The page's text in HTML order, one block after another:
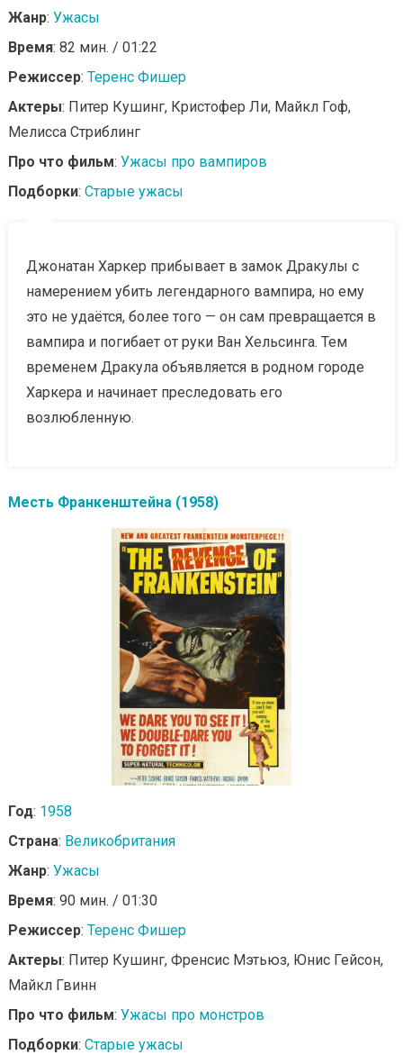
Жанр: Ужасы
Время: 82 мин. / 01:22
Режиссер: Теренс Фишер
Актеры: Питер Кушинг, Кристофер Ли, Майкл Гоф,
Мелисса Стриблинг
Про что фильм: Ужасы про вампиров
Подборки: Старые ужасы
Джонатан Харкер прибывает в замок Дракулы с
намерением убить легендарного вампира, но ему
это не удаётся, более того — он сам превращается в
вампира и погибает от руки Ван Хельсинга. Тем
временем Дракула объявляется в родном городе
Харкера и начинает преследовать его
возлюбленную.
Месть Франкенштейна (1958)
Год: 1958
Страна: Великобритания
Жанр: Ужасы
Время: 90 мин. / 01:30
Режиссер: Теренс Фишер
Актеры: Питер Кушинг, Френсис Мэтьюз, Юнис Гейсон,
Майкл Гвинн
Про что фильм: Ужасы про монстров
Подборки: Старые ужасы